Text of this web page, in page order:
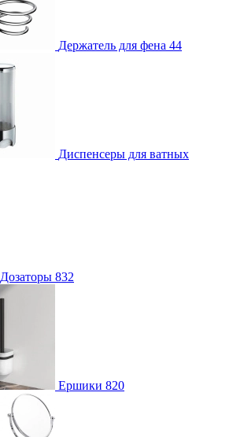
Держатель для фена 44
Диспенсеры для ватных
Дозаторы 832
Ершики 820